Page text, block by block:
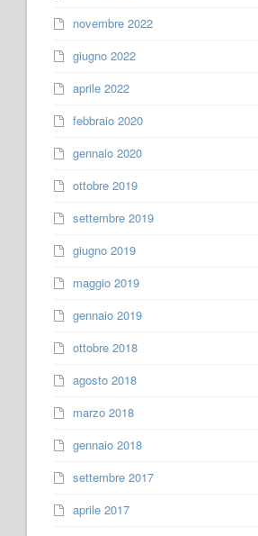
novembre 2022
giugno 2022
aprile 2022
febbraio 2020
gennaio 2020
ottobre 2019
settembre 2019
giugno 2019
maggio 2019
gennaio 2019
ottobre 2018
agosto 2018
marzo 2018
gennaio 2018
settembre 2017
aprile 2017